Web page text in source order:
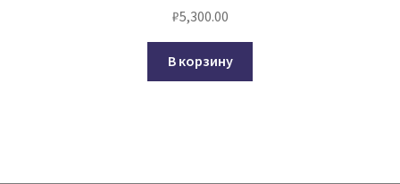
₽5,300.00
В корзину